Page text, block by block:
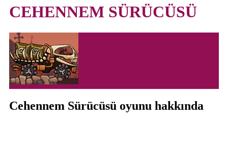
CEHENNEM SÜRÜCÜSÜ
Cehennem Sürücüsü oyunu hakkında